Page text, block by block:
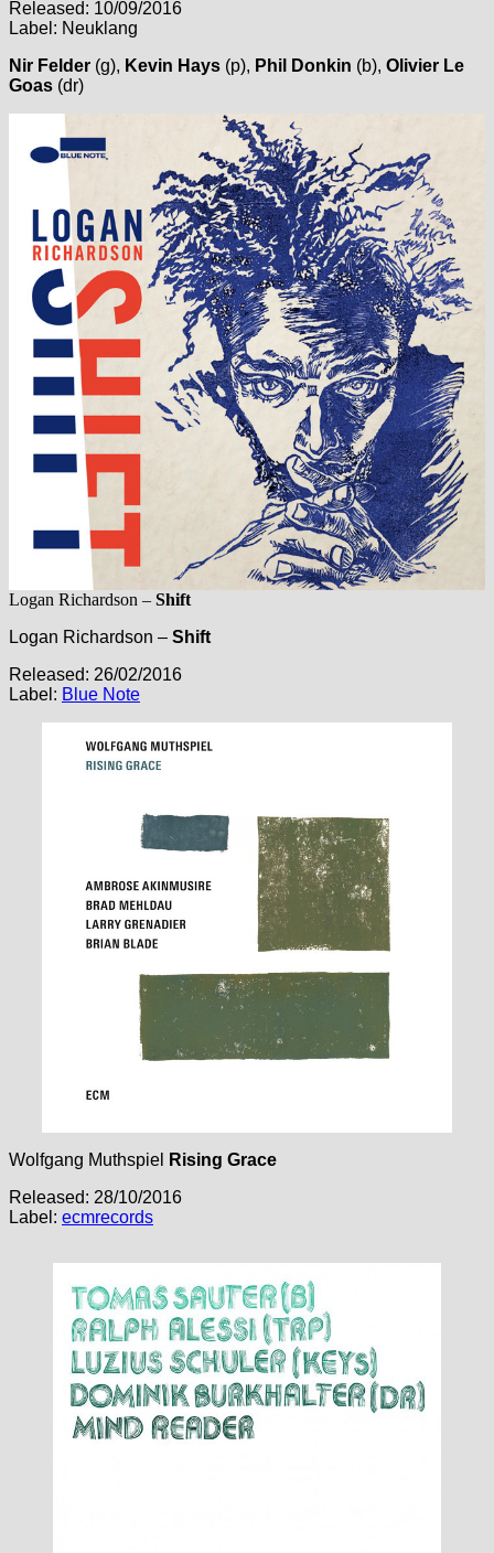
Released: 10/09/2016
Label: Neuklang
Nir Felder (g), Kevin Hays (p), Phil Donkin (b), Olivier Le
Goas (dr)
Logan Richardson – Shift
Logan Richardson – Shift
Released: 26/02/2016
Label: Blue Note
Wolfgang Muthspiel
Rising Grace
Released: 28/10/2016
Label: ecmrecords